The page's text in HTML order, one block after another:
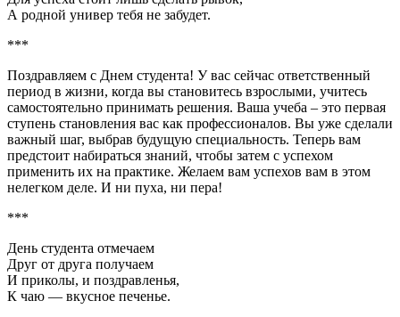
А родной универ тебя не забудет.
***
Поздравляем с Днем студента! У вас сейчас ответственный
период в жизни, когда вы становитесь взрослыми, учитесь
самостоятельно принимать решения. Ваша учеба – это первая
ступень становления вас как профессионалов. Вы уже сделали
важный шаг, выбрав будущую специальность. Теперь вам
предстоит набираться знаний, чтобы затем с успехом
применить их на практике. Желаем вам успехов вам в этом
нелегком деле. И ни пуха, ни пера!
***
День студента отмечаем
Друг от друга получаем
И приколы, и поздравленья,
К чаю — вкусное печенье.